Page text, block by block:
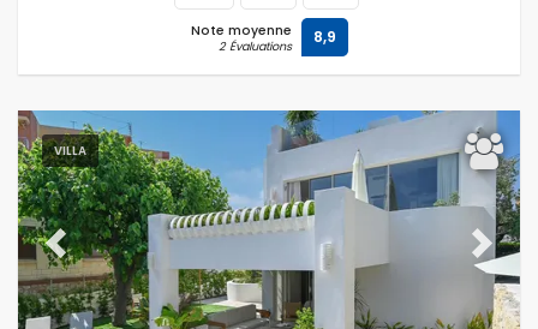
Options
Distances
Note moyenne
2 Évaluations 8,9
VILLA
Previous Next